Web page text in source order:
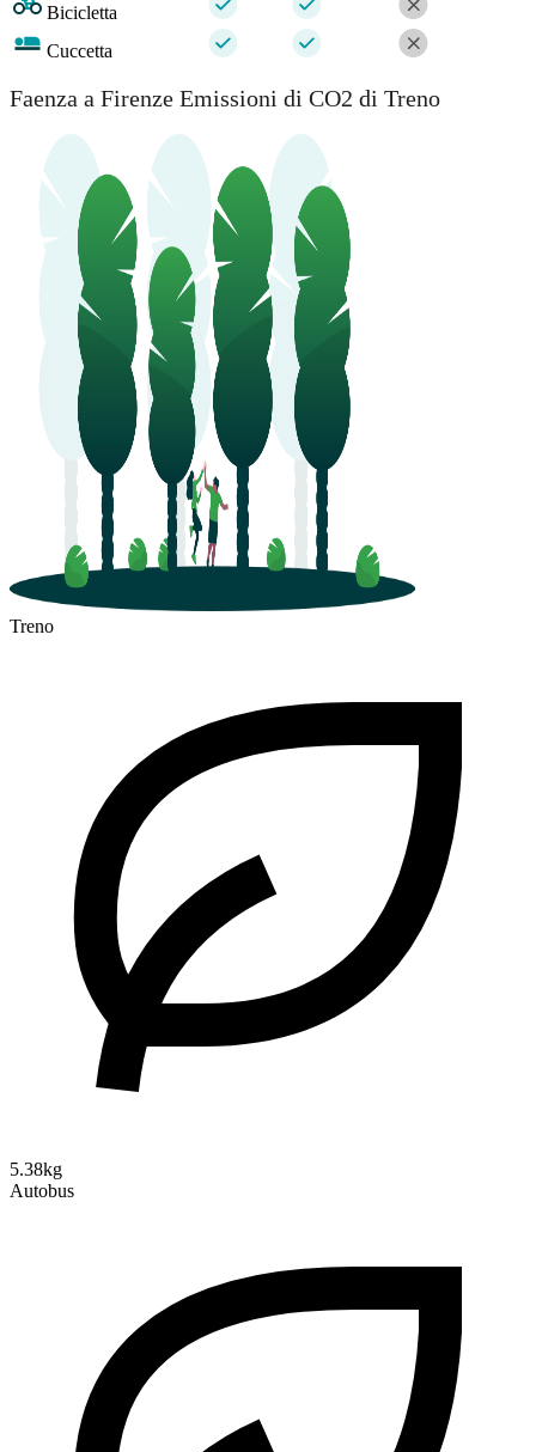
Bicicletta
Cuccetta
Faenza a Firenze Emissioni di CO2 di Treno
Treno
5.38kg
Autobus